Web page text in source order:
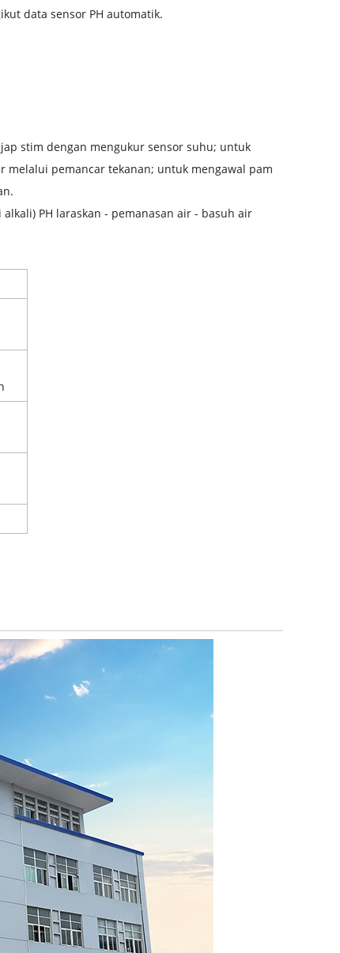
data sensor PH automatik.
stim dengan mengukur sensor suhu; untuk
pemancar tekanan; untuk mengawal pam
PH laraskan - pemanasan air - basuh air